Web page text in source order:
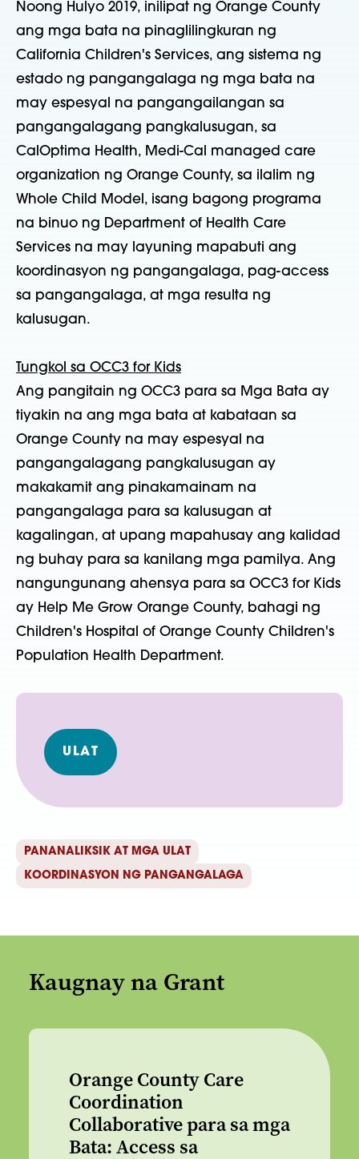
Noong Hulyo 2019, inilipat ng Orange County
ang mga bata na pinaglilingkuran ng
California Children's Services, ang sistema ng
estado ng pangangalaga ng mga bata na
may espesyal na pangangailangan sa
pangangalagang pangkalusugan, sa
CalOptima Health, Medi-Cal managed care
organization ng Orange County, sa ilalim ng
Whole Child Model, isang bagong programa
na binuo ng Department of Health Care
Services na may layuning mapabuti ang
koordinasyon ng pangangalaga, pag-access
sa pangangalaga, at mga resulta ng
kalusugan.
Tungkol sa OCC3 for Kids
Ang pangitain ng OCC3 para sa Mga Bata ay
tiyakin na ang mga bata at kabataan sa
Orange County na may espesyal na
pangangalagang pangkalusugan ay
makakamit ang pinakamainam na
pangangalaga para sa kalusugan at
kagalingan, at upang mapahusay ang kalidad
ng buhay para sa kanilang mga pamilya. Ang
nangungunang ahensya para sa OCC3 for Kids
ay Help Me Grow Orange County, bahagi ng
Children's Hospital of Orange County Children's
Population Health Department.
ULAT
PANANALIKSIK AT MGA ULAT
KOORDINASYON NG PANGANGALAGA
Kaugnay na Grant
Orange County Care
Coordination
Collaborative para sa mga
Bata: Access sa